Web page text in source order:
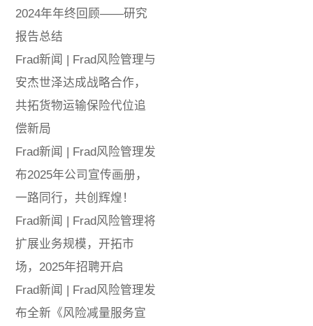
2024年年终回顾——研究
报告总结
Frad新闻 | Frad风险管理与
安杰世泽达成战略合作，
共拓货物运输保险代位追
偿新局
Frad新闻 | Frad风险管理发
布2025年公司宣传画册，
一路同行，共创辉煌！
Frad新闻 | Frad风险管理将
扩展业务规模，开拓市
场，2025年招聘开启
Frad新闻 | Frad风险管理发
布全新《风险减量服务宣